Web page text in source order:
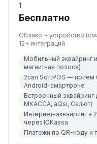
1.
Бесплатно
Облако + устройство
12+ интеграций
Мобильный эквайринг
магнитная полоса)
2can SoftPOS — приём
Android-смартфоне
Встроенный эквайринг
МКАССА, aQsi, Салют)
Интернет-эквайринг в
через ЮKassa
Платежи по QR-коду и